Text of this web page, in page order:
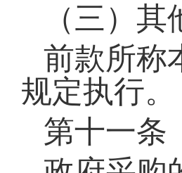
（三）
前款所称
规定执行。
第十一条